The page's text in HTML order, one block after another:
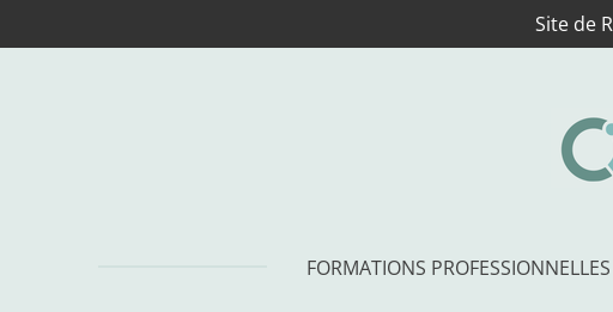
au
Site de
FORMATIONS PROFESSIONNELLES